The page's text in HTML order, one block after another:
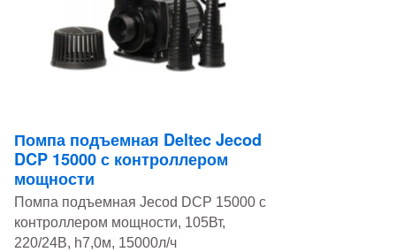
Помпа подъемная Deltec Jecod
DCP 15000 с контроллером
мощности
Помпа подъемная Jecod DCP 15000 с
контроллером мощности, 105Вт,
220/24В, h7,0м, 15000л/ч